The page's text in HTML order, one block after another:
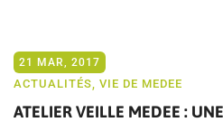
21 MAR, 2017
ACTUALITÉS VIE DE MEDEE
ATELIER VEILLE MEDEE :